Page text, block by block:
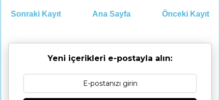
Sonraki Kayıt Önceki Kayıt
Ana Sayfa
Yeni içerikleri e-postayla alın: